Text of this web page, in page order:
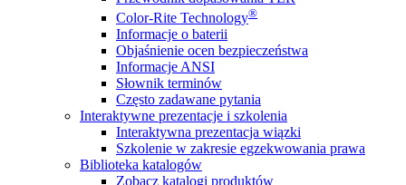
Color-Rite Technology®
Informacje o baterii
Objaśnienie ocen bezpieczeństwa
Informacje ANSI
Słownik terminów
Często zadawane pytania
Interaktywne prezentacje i szkolenia
Interaktywna prezentacja wiązki
Szkolenie w zakresie egzekwowania prawa
Biblioteka katalogów
Zobacz katalogi produktów